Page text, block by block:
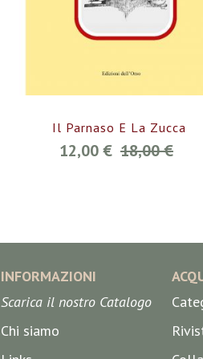
Il Parnaso E La Zucca
12,00 € 18,00 €
INFORMAZIONI
Scarica il nostro Catalogo
Chi siamo